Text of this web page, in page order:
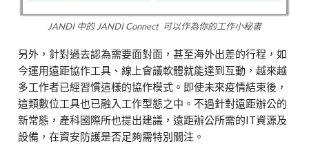
JANDI 中的 JANDI Connect 可以作為你的工作小秘書
另外，針對過去認為需要面對面，甚至海外出差的行程，如
今運用遠距協作工具、線上會議軟體就能達到互動，越來越
多工作者已經習慣這樣的協作模式。即使未來疫情結束後，
這類數位工具也已融入工作型態之中。不過針對遠距辦公的
新常態，產科國際所也提出建議，遠距辦公所需的IT資源及
設備，在資安防護是否足夠需特別關注。